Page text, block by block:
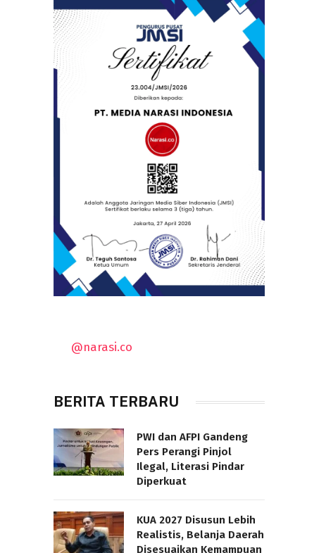
@narasi.co
BERITA TERBARU
PWI dan AFPI Gandeng
Pers Perangi Pinjol
Ilegal, Literasi Pindar
Diperkuat
KUA 2027 Disusun Lebih
Realistis, Belanja Daerah
Disesuaikan Kemampuan